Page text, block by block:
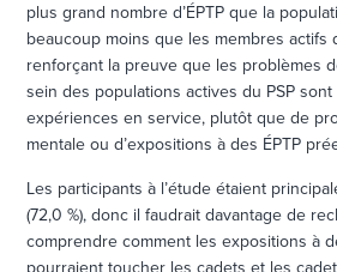
plus grand nombre d’ÉPTP que la
beaucoup moins que les membres actifs
renforçant la preuve que les problèmes
sein des populations actives du PSP
expériences en service, plutôt que de
mentale ou d’expositions à des ÉPTP
Les participants à l’étude étaient
(72,0 %), donc il faudrait davantage de
comprendre comment les expositions à